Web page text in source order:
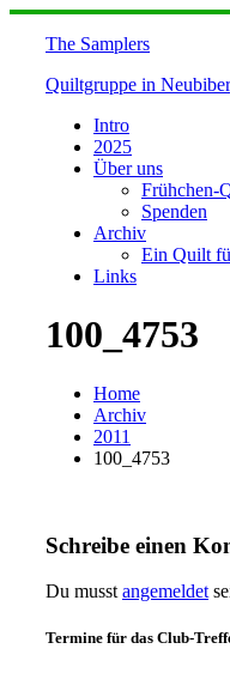
Skip
The Samplers
Quiltgruppe in
Intro
2025
Über uns
Frühchen-
Spenden
Archiv
Ein Quilt
Links
100_4753
Home
Archiv
2011
100_4753
Schreibe einen
Du musst angemeldet
Termine für das Club-